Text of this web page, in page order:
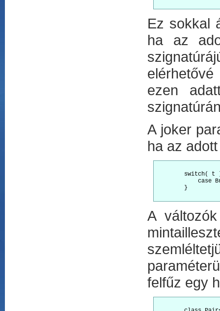
Ez sokkal
ha az
ezen
A joker
ha az
switch( t
case
        }
A
felfűz egy